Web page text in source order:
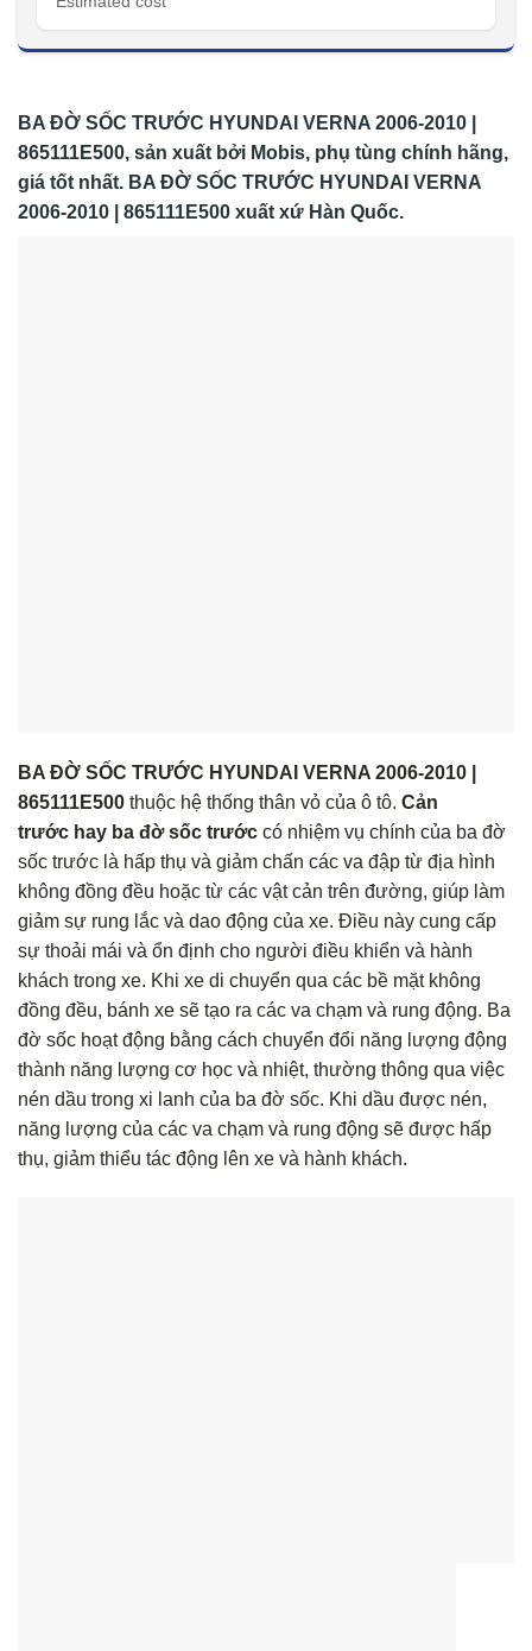
BA ĐỜ SỐC TRƯỚC HYUNDAI VERNA 2006-2010 |
865111E500, sản xuất bởi Mobis, phụ tùng chính hãng,
giá tốt nhất. BA ĐỜ SỐC TRƯỚC HYUNDAI VERNA
2006-2010 | 865111E500 xuất xứ Hàn Quốc.
BA ĐỜ SỐC TRƯỚC HYUNDAI VERNA 2006-2010 |
865111E500 thuộc hệ thống thân vỏ của ô tô. Cản
trước hay ba đờ sốc trước có nhiệm vụ chính của ba đờ
sốc trước là hấp thụ và giảm chấn các va đập từ địa hình
không đồng đều hoặc từ các vật cản trên đường, giúp làm
giảm sự rung lắc và dao động của xe. Điều này cung cấp
sự thoải mái và ổn định cho người điều khiển và hành
khách trong xe. Khi xe di chuyển qua các bề mặt không
đồng đều, bánh xe sẽ tạo ra các va chạm và rung động. Ba
đờ sốc hoạt động bằng cách chuyển đổi năng lượng động
thành năng lượng cơ học và nhiệt, thường thông qua việc
nén dầu trong xi lanh của ba đờ sốc. Khi dầu được nén,
năng lượng của các va chạm và rung động sẽ được hấp
thụ, giảm thiểu tác động lên xe và hành khách.